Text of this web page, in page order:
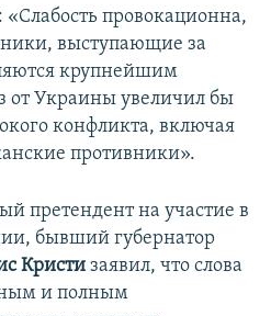
провокационна,
выступающие за
крупнейшим
от Украины увеличил бы
конфликта, включая
противники».
претендент на участие в
бывший губернатор
Кристи заявил, что слова
и полным